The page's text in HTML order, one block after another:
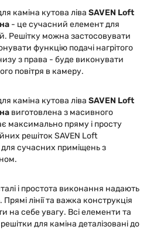
каміна кутова ліва SAVEN Loft
- це сучасний елемент для
Решітку можна застосовувати
функцію подачі нагрітого
з права - буде виконувати
повітря в камеру.
каміна кутова ліва SAVEN Loft
виготовлена з масивного
максимально пряму і просту
решіток SAVEN Loft
сучасних приміщень з
і простота виконання надають
лінії та важка конструкція
на себе увагу. Всі елементи та
для каміна деталізовані до